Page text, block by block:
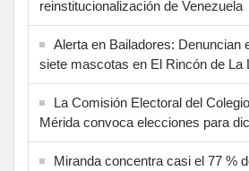
reinstitucionalización de Venezuela
Alerta en Bailadores: Denuncian
siete mascotas en El Rincón de La
La Comisión Electoral del
Mérida convoca elecciones para
Miranda concentra casi el 77 %